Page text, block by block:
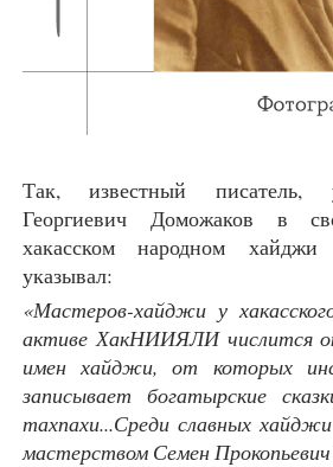
Так, известный писатель,
Георгиевич Доможаков в
хакасском народном
указывал:
«Мастеров-хайджи у
активе ХакНИИЯЛИ числится
имен хайджи, от которых
записывает богатырские
тахпахи...Среди славных
мастерством Семен